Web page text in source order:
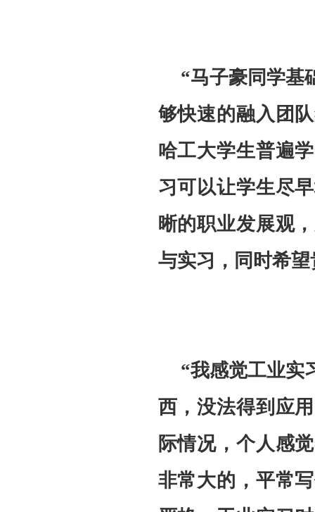
“马子豪同学基
够快速的融入团
哈工大学生普遍
习可以让学生尽
晰的职业发展观
与实习，同时希
“我感觉工业实
西，没法得到应
际情况，个人感
非常大的，平常